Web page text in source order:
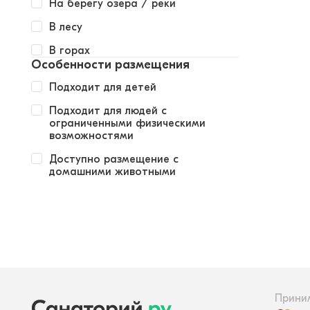
На берегу озера / реки
В лесу
В горах
Особенности размещения
Подходит для детей
Подходит для людей с
ограниченными физическими
возможностями
Доступно размещение с
домашними животными